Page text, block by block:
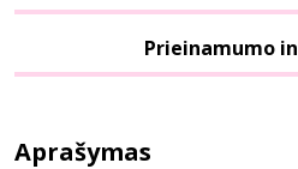
Prieinamumo
Aprašymas